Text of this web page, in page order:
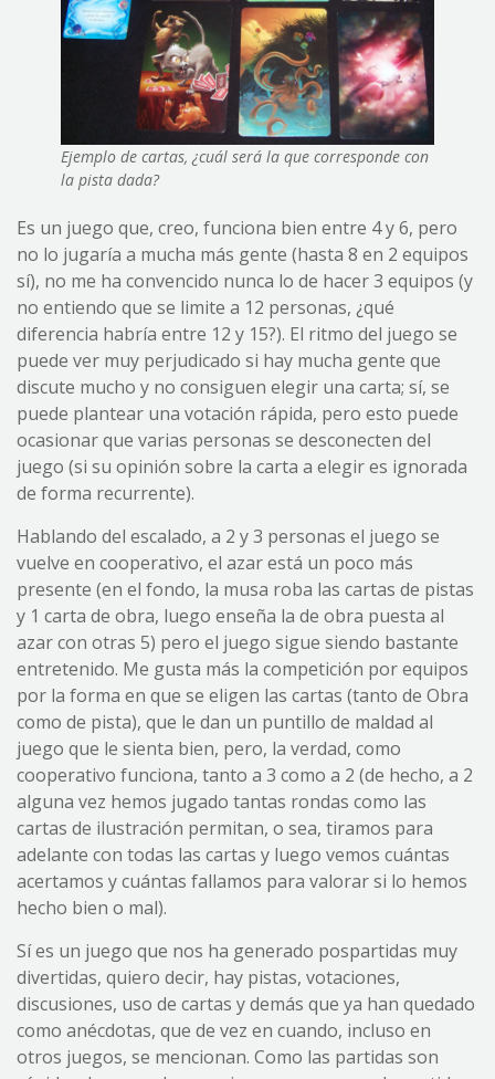
Ejemplo de cartas, ¿cuál será la que corresponde con
la pista dada?
Es un juego que, creo, funciona bien entre 4 y 6, pero
no lo jugaría a mucha más gente (hasta 8 en 2 equipos
sí), no me ha convencido nunca lo de hacer 3 equipos (y
no entiendo que se limite a 12 personas, ¿qué
diferencia habría entre 12 y 15?). El ritmo del juego se
puede ver muy perjudicado si hay mucha gente que
discute mucho y no consiguen elegir una carta; sí, se
puede plantear una votación rápida, pero esto puede
ocasionar que varias personas se desconecten del
juego (si su opinión sobre la carta a elegir es ignorada
de forma recurrente).
Hablando del escalado, a 2 y 3 personas el juego se
vuelve en cooperativo, el azar está un poco más
presente (en el fondo, la musa roba las cartas de pistas
y 1 carta de obra, luego enseña la de obra puesta al
azar con otras 5) pero el juego sigue siendo bastante
entretenido. Me gusta más la competición por equipos
por la forma en que se eligen las cartas (tanto de Obra
como de pista), que le dan un puntillo de maldad al
juego que le sienta bien, pero, la verdad, como
cooperativo funciona, tanto a 3 como a 2 (de hecho, a 2
alguna vez hemos jugado tantas rondas como las
cartas de ilustración permitan, o sea, tiramos para
adelante con todas las cartas y luego vemos cuántas
acertamos y cuántas fallamos para valorar si lo hemos
hecho bien o mal).
Sí es un juego que nos ha generado pospartidas muy
divertidas, quiero decir, hay pistas, votaciones,
discusiones, uso de cartas y demás que ya han quedado
como anécdotas, que de vez en cuando, incluso en
otros juegos, se mencionan. Como las partidas son